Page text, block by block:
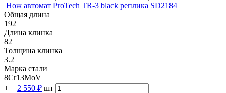
Нож автомат ProTech TR-3 black реплика SD2184
Общая длина
192
Длина клинка
82
Толщина клинка
3.2
Марка стали
8Cr13MoV
+ − 2 550 ₽ шт